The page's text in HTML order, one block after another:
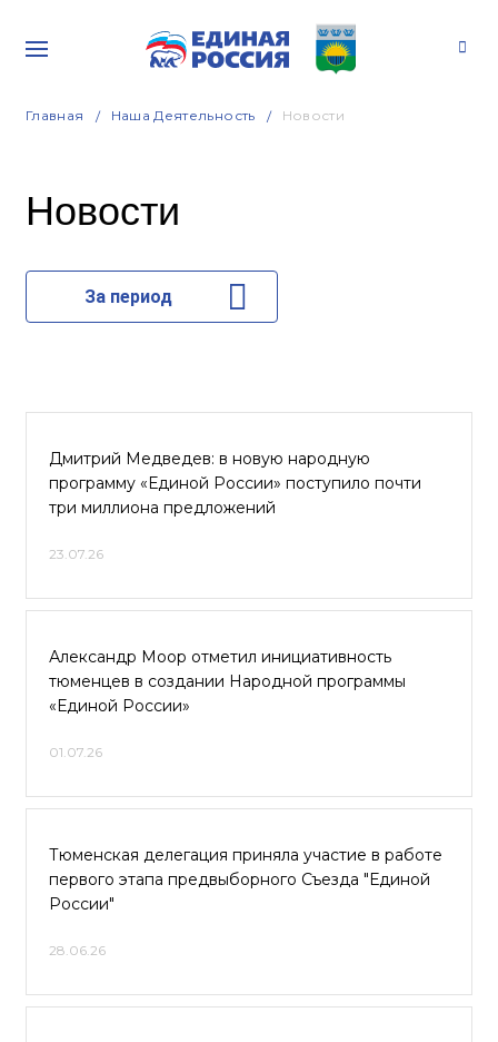
Главная Наша Деятельность Новости
Новости
За период
Дмитрий Медведев: в новую народную
программу «Единой России» поступило почти
три миллиона предложений
23.07.26
Александр Моор отметил инициативность
тюменцев в создании Народной программы
«Единой России»
01.07.26
Тюменская делегация приняла участие в работе
первого этапа предвыборного Съезда "Единой
России"
28.06.26